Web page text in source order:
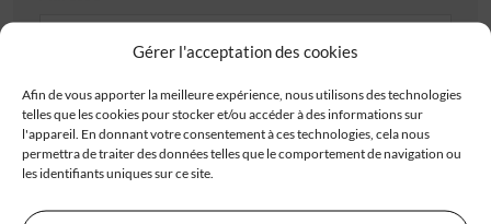
Gérer l'acceptation des cookies
Afin de vous apporter la meilleure expérience, nous utilisons des technologies
telles que les cookies pour stocker et/ou accéder à des informations sur
l'appareil. En donnant votre consentement à ces technologies, cela nous
permettra de traiter des données telles que le comportement de navigation ou
les identifiants uniques sur ce site.
Code postal*